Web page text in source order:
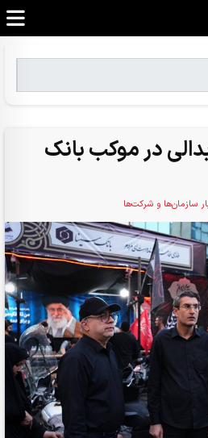
در موکب بانک
سازمان‌ها و شرکت‌ها